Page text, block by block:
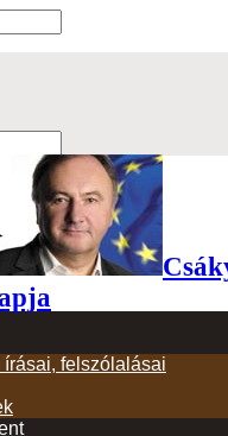
felszólalásai